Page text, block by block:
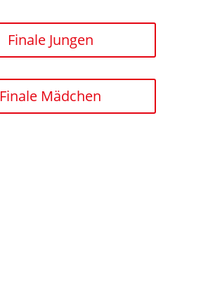
Finale Jungen
Finale Mädchen